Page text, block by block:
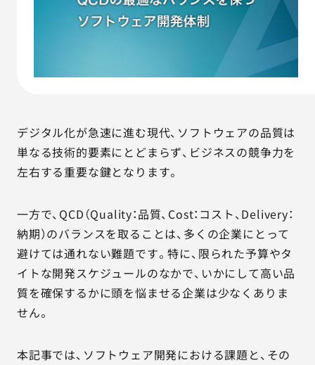
セミナー・イベント
会社情報
サービスお問い合わせ専用番号
03-6865-4864
（平日9:30〜18:00）
※その他のご連絡は03-5333-1246
デジタル化が急速に進む現代、ソフトウェアの品質は
単なる技術的要素にとどまらず、ビジネスの競争力を
左右する重要な鍵となります。
一方で、QCD（Quality：品質、Cost：コスト、Delivery：
納期）のバランスを取ることは、多くの企業にとって
避けては通れない難題です。特に、限られた予算やタ
イトな開発スケジュールのなかで、いかにして高い品
質を確保するかに頭を悩ませる企業は少なくありま
せん。
本記事では、ソフトウェア開発における課題と、その